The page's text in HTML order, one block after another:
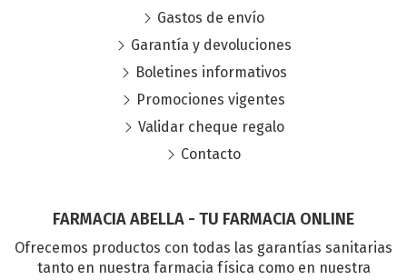
FARMACIA ABELLA - TU FARMACIA ONLINE
Ofrecemos productos con todas las garantías sanitarias
tanto en nuestra farmacia física como en nuestra
Gastos de envío
Garantía y devoluciones
Boletines informativos
Promociones vigentes
Validar cheque regalo
Contacto